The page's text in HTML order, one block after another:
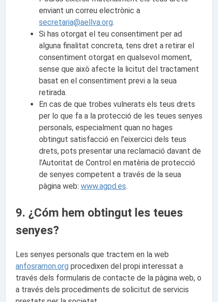
enviant un correu electrònic a
secretaria@aellva.org.
Si has otorgat el teu consentiment per ad
alguna finalitat concreta, tens dret a retirar el
consentiment otorgat en qualsevol moment,
sense que això afecte la licitut del tractament
basat en el consentiment previ a la seua
retirada.
En cas de que trobes vulnerats els teus drets
per lo que fa a la protecció de les teues senyes
personals, especialment quan no hages
obtingut satisfacció en l’eixercici dels teus
drets, pots presentar una reclamació davant de
l’Autoritat de Control en matèria de protecció
de senyes competent a través de la seua
pàgina web: www.agpd.es.
9. ¿Cóm hem obtingut les teues
senyes?
Les senyes personals que tractem en la web
anfosramon.org procedixen del propi interessat a
través dels formularis de contacte de la pàgina web, o
a través dels procediments de solicitut de servicis